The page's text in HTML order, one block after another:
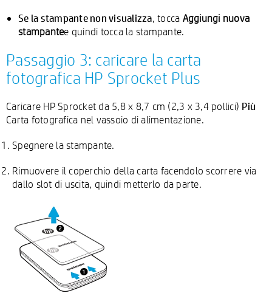
Se la stampante non visualizza, tocca Aggiungi nuova
stampantee quindi tocca la stampante.
Passaggio 3: caricare la carta
fotografica HP Sprocket Plus
Caricare HP Sprocket da 5,8 x 8,7 cm (2,3 x 3,4 pollici) Più
Carta fotografica nel vassoio di alimentazione.
Spegnere la stampante.
Rimuovere il coperchio della carta facendolo scorrere via
dallo slot di uscita, quindi metterlo da parte.